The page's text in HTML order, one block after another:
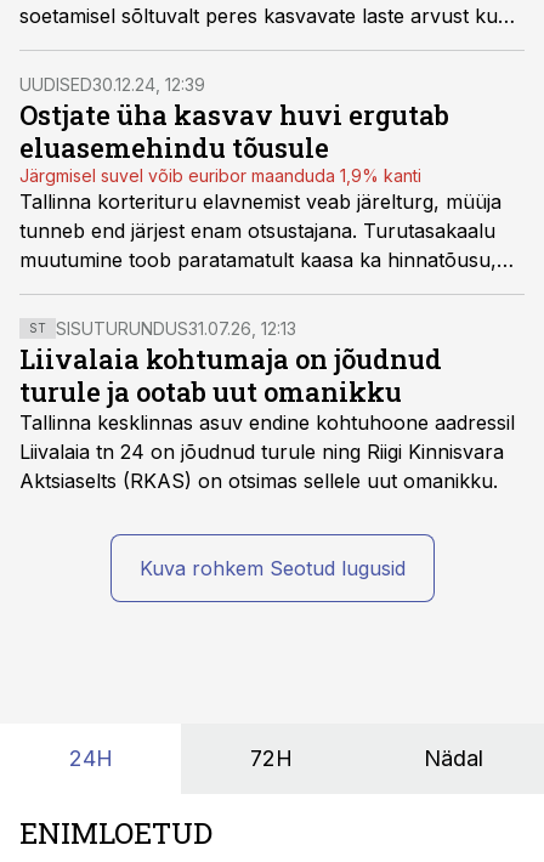
soetamisel sõltuvalt peres kasvavate laste arvust kuni
25 000 eurot ostutoetust.
UUDISED30.12.24, 12:39
Ostjate üha kasvav huvi ergutab
eluasemehindu tõusule
Järgmisel suvel võib euribor maanduda 1,9% kanti
Tallinna korterituru elavnemist veab järelturg, müüja
tunneb end järjest enam otsustajana. Turutasakaalu
muutumine toob paratamatult kaasa ka hinnatõusu,
nendib aasta 2025 kohta käivas kommentaaris
Kinnisvarauudistele Metro Capitali tegevjuht Ain
Kivisaar.
ST SISUTURUNDUS31.07.26, 12:13
Liivalaia kohtumaja on jõudnud
turule ja ootab uut omanikku
Tallinna kesklinnas asuv endine kohtuhoone aadressil
Liivalaia tn 24 on jõudnud turule ning Riigi Kinnisvara
Aktsiaselts (RKAS) on otsimas sellele uut omanikku.
Kuva rohkem Seotud lugusid
24H 72H Nädal
ENIMLOETUD